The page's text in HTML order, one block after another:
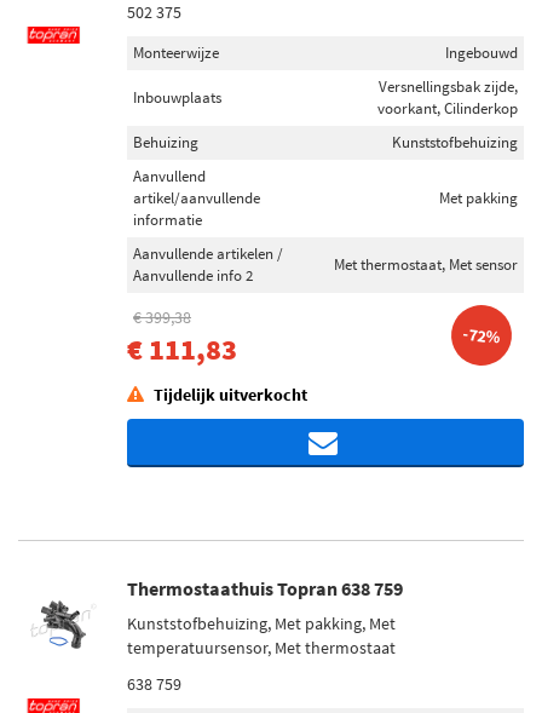
502 375
Monteerwijze Ingebouwd
Inbouwplaats
Versnellingsbak zijde,
voorkant, Cilinderkop
Behuizing
Kunststofbehuizing
Aanvullend
artikel/aanvullende
informatie
Met pakking
Aanvullende artikelen /
Aanvullende info 2
Met thermostaat, Met sensor
€ 399,38
€ 111,83 -72%
Tijdelijk uitverkocht
Thermostaathuis Topran 638 759
Kunststofbehuizing, Met pakking, Met
temperatuursensor, Met thermostaat
638 759